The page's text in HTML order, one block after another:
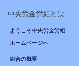
中央労金労組とは
ようこそ中央労金労組
ホームページへ
組合の概要